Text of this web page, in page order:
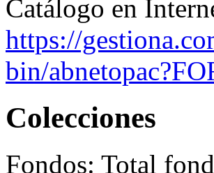
Catálogo en
https://
bin/
Colecciones
Fondos: Total